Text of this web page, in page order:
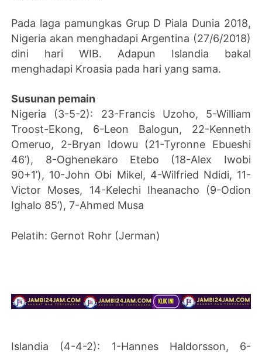
Pada laga pamungkas Grup D Piala Dunia 2018,
Nigeria akan menghadapi Argentina (27/6/2018)
dini hari WIB. Adapun Islandia bakal
menghadapi Kroasia pada hari yang sama.
Susunan pemain
Nigeria (3-5-2): 23-Francis Uzoho, 5-William
Troost-Ekong, 6-Leon Balogun, 22-Kenneth
Omeruo, 2-Bryan Idowu (21-Tyronne Ebueshi
46’), 8-Oghenekaro Etebo (18-Alex Iwobi
90+1’), 10-John Obi Mikel, 4-Wilfried Ndidi, 11-
Victor Moses, 14-Kelechi Iheanacho (9-Odion
Ighalo 85’), 7-Ahmed Musa
Pelatih: Gernot Rohr (Jerman)
Islandia (4-4-2): 1-Hannes Haldorsson, 6-